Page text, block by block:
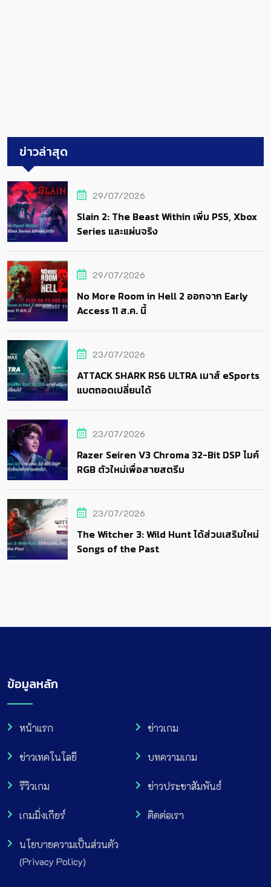
ข่าวล่าสุด
29/07/2026
Slain 2: The Beast Within เพิ่ม PS5, Xbox
Series และแผ่นจริง
29/07/2026
No More Room in Hell 2 ออกจาก Early
Access 11 ส.ค. นี้
23/07/2026
ATTACK SHARK RS6 ULTRA เมาส์ eSports
แบตถอดเปลี่ยนได้
23/07/2026
Razer Seiren V3 Chroma 32-Bit DSP ไมค์
RGB ตัวใหม่เพื่อสายสตรีม
23/07/2026
The Witcher 3: Wild Hunt ได้ส่วนเสริมใหม่
Songs of the Past
ข้อมูลหลัก
หน้าแรก ข่าวเกม
ข่าวเทคโนโลยี บทความเกม
รีวิวเกม ข่าวประชาสัมพันธ์
เกมมิ่งเกียร์ ติดต่อเรา
นโยบายความเป็นส่วนตัว
(Privacy Policy)